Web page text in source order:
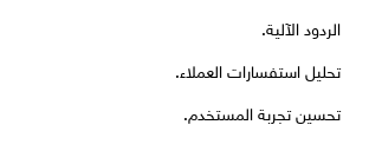
الردود الآلية.
تحليل استفسارات العملاء.
تحسين تجربة المستخدم.